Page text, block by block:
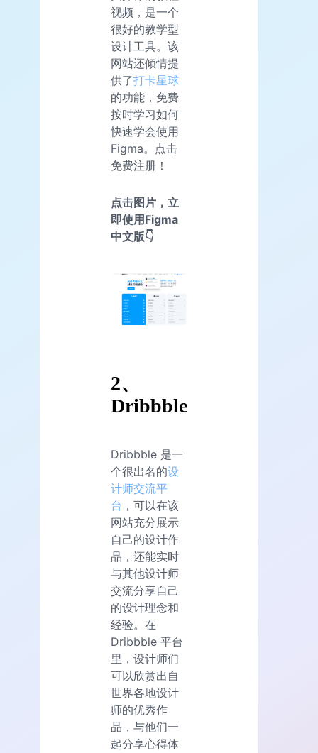
视频，是一个
很好的教学型
设计工具。该
网站还倾情提
供了打卡星球
的功能，免费
按时学习如何
快速学会使用
Figma。点击
免费注册！
点击图片，立
即使用Figma
中文版👇
2、
Dribbble
Dribbble 是一
个很出名的设
计师交流平
台 ，可以在该
网站充分展示
自己的设计作
品，还能实时
与其他设计师
交流分享自己
的设计理念和
经验。在
Dribbble 平台
里，设计师们
可以欣赏出自
世界各地设计
师的优秀作
品，与他们一
起分享心得体